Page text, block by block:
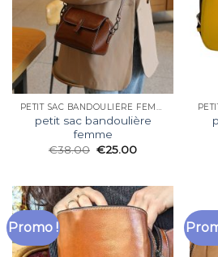
petit sac bandoulière
femme
€38.00 €25.00
Promo !